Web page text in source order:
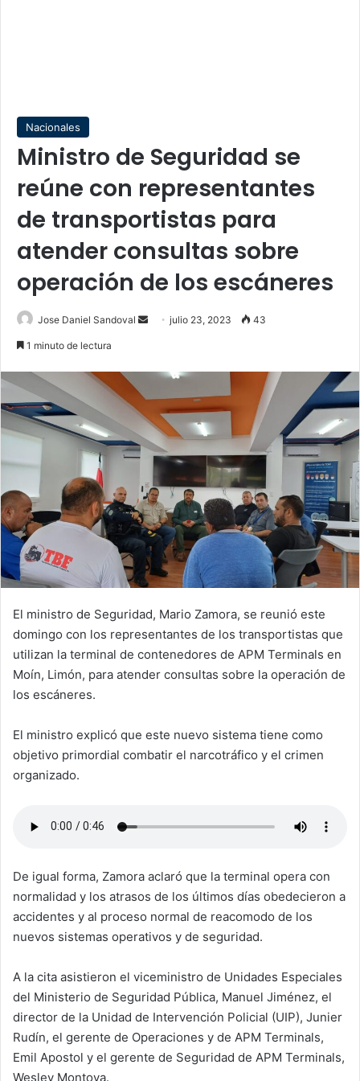
Nacionales
Ministro de Seguridad se
reúne con representantes
de transportistas para
atender consultas sobre
operación de los escáneres
Jose Daniel Sandoval
Sendjulio 23, 2023 43
1 minuto de lectura
El ministro de Seguridad, Mario Zamora, se reunió este
domingo con los representantes de los transportistas que
utilizan la terminal de contenedores de APM Terminals en
Moín, Limón, para atender consultas sobre la operación de
los escáneres.
El ministro explicó que este nuevo sistema tiene como
objetivo primordial combatir el narcotráfico y el crimen
organizado.
De igual forma, Zamora aclaró que la terminal opera con
normalidad y los atrasos de los últimos días obedecieron a
accidentes y al proceso normal de reacomodo de los
nuevos sistemas operativos y de seguridad.
A la cita asistieron el viceministro de Unidades Especiales
del Ministerio de Seguridad Pública, Manuel Jiménez, el
director de la Unidad de Intervención Policial (UIP), Junier
Rudín, el gerente de Operaciones y de APM Terminals,
Emil Apostol y el gerente de Seguridad de APM Terminals,
Wesley Montoya.